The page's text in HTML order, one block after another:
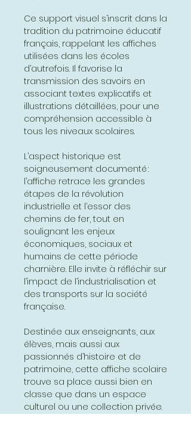
Ce support visuel s’inscrit dans la
tradition du patrimoine éducatif
français, rappelant les affiches
utilisées dans les écoles
d’autrefois. Il favorise la
transmission des savoirs en
associant textes explicatifs et
illustrations détaillées, pour une
compréhension accessible à
tous les niveaux scolaires.
L’aspect historique est
soigneusement documenté :
l’affiche retrace les grandes
étapes de la révolution
industrielle et l’essor des
chemins de fer, tout en
soulignant les enjeux
économiques, sociaux et
humains de cette période
charnière. Elle invite à réfléchir sur
l’impact de l’industrialisation et
des transports sur la société
française.
Destinée aux enseignants, aux
élèves, mais aussi aux
passionnés d’histoire et de
patrimoine, cette affiche scolaire
trouve sa place aussi bien en
classe que dans un espace
culturel ou une collection privée.